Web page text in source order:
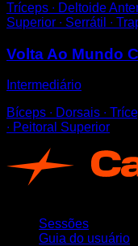
Tríceps ∙ Deltoide
Superior ∙ Serrátil ∙
Volta Ao Mundo
Intermediário
Bíceps ∙ Dorsais ∙
∙ Peitoral Superior
Sessões
Guia do usuário